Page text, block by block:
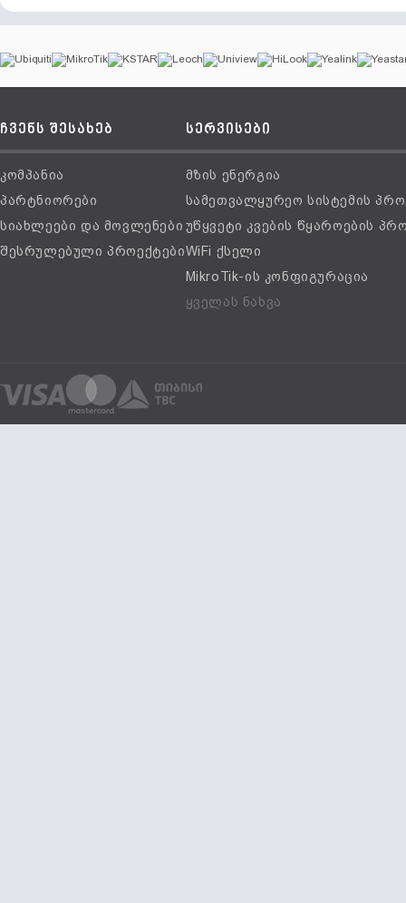
ჩვენს შესახებ
კომპანია
პარტნიორები
სიახლეები და მოვლენები
შესრულებული პროექტები
სერვისები
მზის ენერგია
სამეთვალყურეო სისტემის
უწყვეტი კვების წყაროების
WiFi ქსელი
MikroTik-ის კონფიგურაცია
ყველას ნახვა